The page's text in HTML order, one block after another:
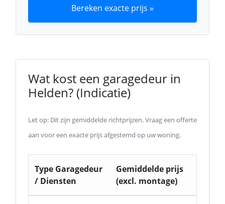
Bereken exacte prijs »
Wat kost een garagedeur in
Helden? (Indicatie)
Let op: Dit zijn gemiddelde richtprijzen. Vraag een offerte
aan voor een exacte prijs afgestemd op uw woning.
Type Garagedeur
/ Diensten
Gemiddelde prijs
(excl. montage)